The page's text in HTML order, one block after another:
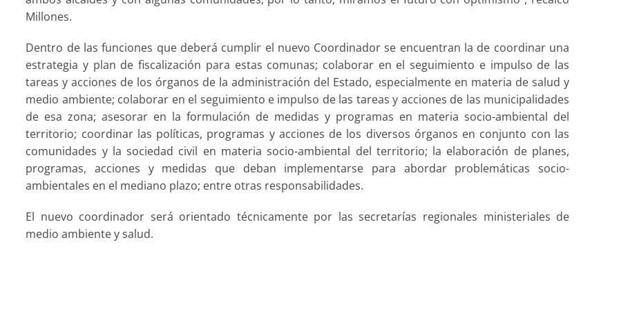
Millones.
Dentro de las funciones que deberá cumplir el nuevo Coordinador se encuentran la de coordinar una
estrategia y plan de fiscalización para estas comunas; colaborar en el seguimiento e impulso de las
tareas y acciones de los órganos de la administración del Estado, especialmente en materia de salud y
medio ambiente; colaborar en el seguimiento e impulso de las tareas y acciones de las municipalidades
de esa zona; asesorar en la formulación de medidas y programas en materia socio-ambiental del
territorio; coordinar las políticas, programas y acciones de los diversos órganos en conjunto con las
comunidades y la sociedad civil en materia socio-ambiental del territorio; la elaboración de planes,
programas, acciones y medidas que deban implementarse para abordar problemáticas socio-
ambientales en el mediano plazo; entre otras responsabilidades.
El nuevo coordinador será orientado técnicamente por las secretarías regionales ministeriales de
medio ambiente y salud.